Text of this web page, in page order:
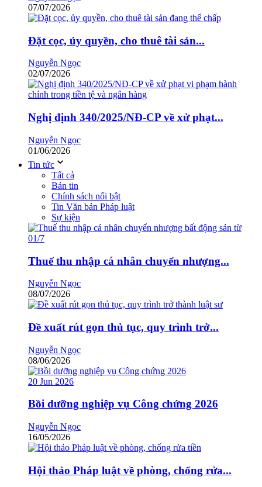
07/07/2026
Đặt cọc, ủy quyền, cho thuê tài sản...
Nguyễn Ngọc
02/07/2026
Nghị định 340/2025/NĐ-CP về xử phạt...
Nguyễn Ngọc
01/06/2026
Tin tức
Tất cả
Bản tin
Chính sách nổi bật
Tin Văn bản Pháp luật
Sự kiện
Thuế thu nhập cá nhân chuyển nhượng...
Nguyễn Ngọc
08/07/2026
Đề xuất rút gọn thủ tục, quy trình trở...
Nguyễn Ngọc
08/06/2026
20 Jun 2026
Bồi dưỡng nghiệp vụ Công chứng 2026
Nguyễn Ngọc
16/05/2026
Hội thảo Pháp luật về phòng, chống rửa...